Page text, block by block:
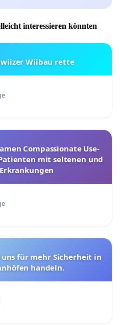
interessieren könnten
Wiibau rette
Compassionate Use-
mit seltenen und
uns für mehr Sicherheit in
handeln.